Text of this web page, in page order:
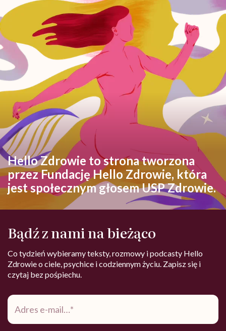
Hello Zdrowie to strona tworzona
przez Fundację Hello Zdrowie, która
jest społecznym głosem USP Zdrowie.
Bądź z nami na bieżąco
Co tydzień wybieramy teksty, rozmowy i podcasty Hello
Zdrowie o ciele, psychice i codziennym życiu. Zapisz się i
czytaj bez pośpiechu.
Adres
mail*